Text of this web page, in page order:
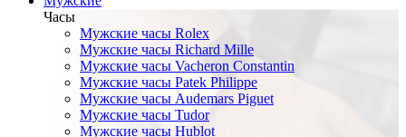
Часы
Мужские часы Rolex
Мужские часы Richard Mille
Мужские часы Vacheron Constantin
Мужские часы Patek Philippe
Мужские часы Audemars Piguet
Мужские часы Tudor
Мужские часы Hublot